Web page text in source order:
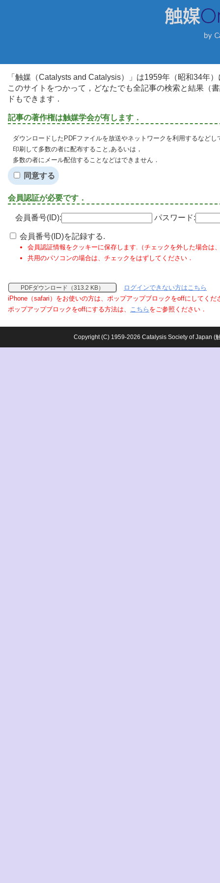
「触媒（Catalysts and Catalysis）」は1959年（昭和34年
このサイトをつかって，どなたでも全記事の検索と結果（
ドもできます．
記事の著作権は触媒学会が有します．
ダウンロードしたPDFファイルを放送やネットワークを利用するなど
印刷して多数の者に配布すること,あるいは，
多数の者にメール配信することなどはできません．
同意する
会員認証が必要です．
会員番号(ID): パスワード:
会員番号(ID)を記録する.
会員認証情報をクッキーに保存します.（チェックを外した場合は
共用のパソコンの場合は、チェックをはずしてください．
PDFダウンロード（313.2 KB）
ログインできない方はこちら
iPhone（safari）をお使いの方は、ポップアップブロックをoffにしてくだ
ポップアップブロックをoffにする方法は、 こちら をご参照ください．
Copyright (C) 1959-2026 Catalysis Society of Japan (